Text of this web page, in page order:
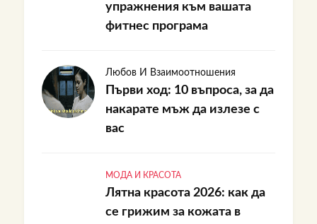
упражнения към вашата
фитнес програма
Любов И Взаимоотношения
Първи ход: 10 въпроса, за да
накарате мъж да излезе с
вас
МОДА И КРАСОТА
Лятна красота 2026: как да
се грижим за кожата в